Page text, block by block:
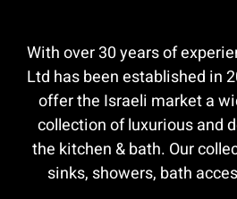
With over 30 years of
Ltd has been established in
offer the Israeli market a
collection of luxurious and
the kitchen & bath. Our
sinks, showers, bath